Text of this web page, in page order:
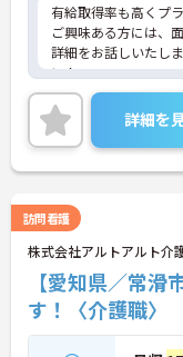
有給取得率も高くプ
ご興味ある方には、
詳細をお話しいたし
い！
詳細を
訪問看護
株式会社アルトアルト介
【愛知県／常
す！〈介護職〉